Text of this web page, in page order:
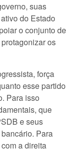
suas
do Estado
o conjunto de
os
força
esse partido
Para isso
que
e seus
Para
a direita